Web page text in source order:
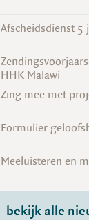
Afscheidsdienst 5
HHK Malawi
Zing mee met
Formulier
Meeluisteren en
bekijk alle